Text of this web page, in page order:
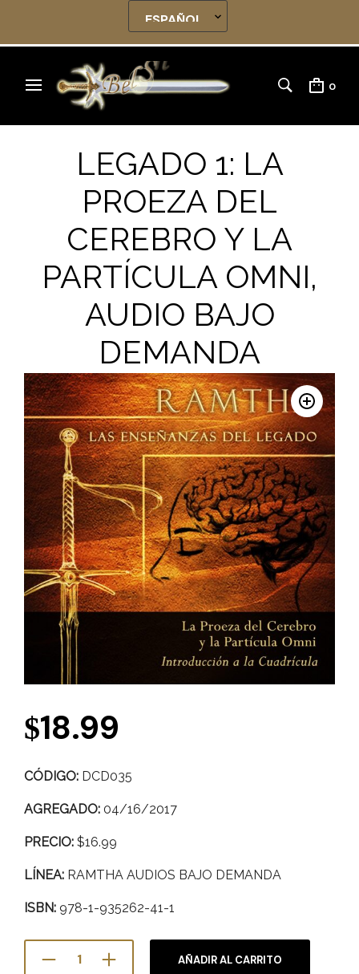
0
LEGADO 1: LA
PROEZA DEL
CEREBRO Y LA
PARTÍCULA OMNI,
AUDIO BAJO
DEMANDA
$18.99
CÓDIGO: DCD035
AGREGADO: 04/16/2017
PRECIO: $16.99
LÍNEA: RAMTHA AUDIOS BAJO DEMANDA
ISBN: 978-1-935262-41-1
AÑADIR AL CARRITO